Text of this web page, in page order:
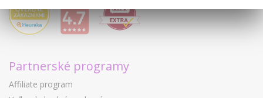
Partnerské programy
Affiliate program